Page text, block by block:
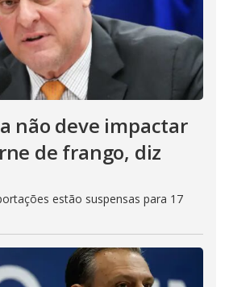
não deve impactar
de frango, diz
estão suspensas para 17